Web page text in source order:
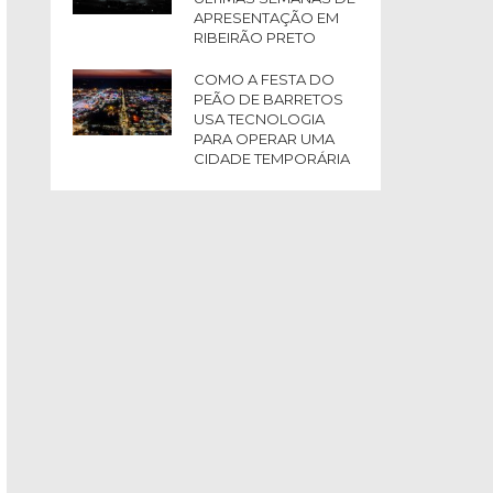
APRESENTAÇÃO EM
RIBEIRÃO PRETO
COMO A FESTA DO
PEÃO DE BARRETOS
USA TECNOLOGIA
PARA OPERAR UMA
CIDADE TEMPORÁRIA